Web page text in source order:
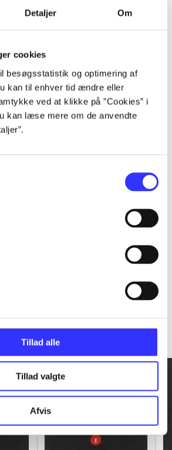
Detaljer Om
cookies
besøgsstatistik og optimering af
kan til enhver tid ændre eller
ved at klikke på ”Cookies” i
kan læse mere om de anvendte
Tillad alle
Tillad valgte
Afvis